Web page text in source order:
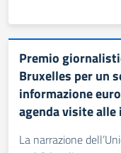
Premio
Bruxelles per un
informazione
agenda visite
La narrazione